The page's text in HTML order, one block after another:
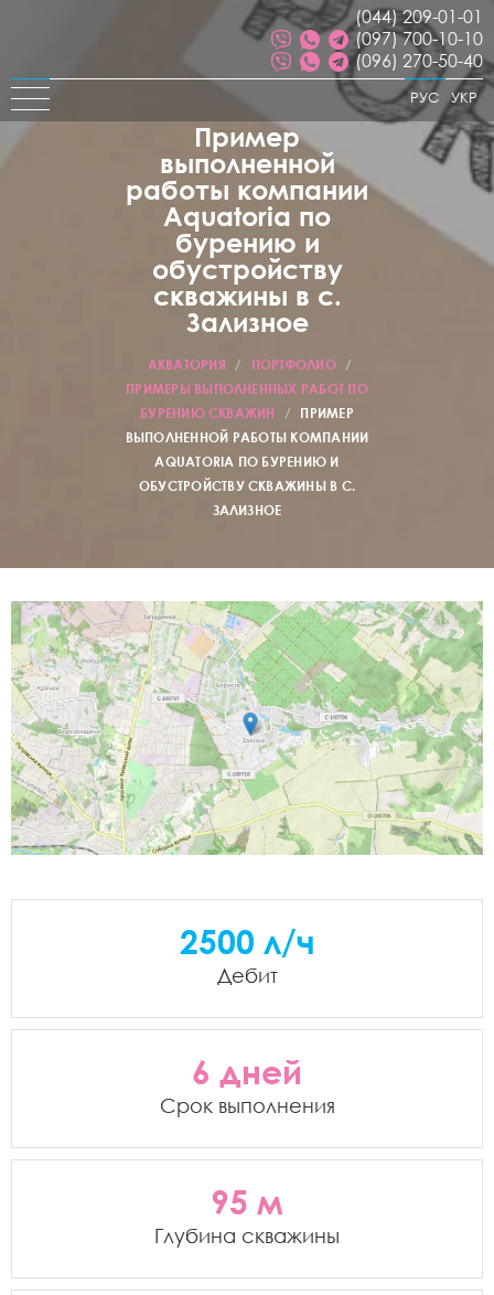
(044) 209-01-01
(097) 700-10-10
(096) 270-50-40
УКР
РУС
Пример
выполненной
работы компании
Aquatoria по
бурению и
обустройству
скважины в с.
Зализное
АКВАТОРИЯ / ПОРТФОЛИО
/
ПРИМЕРЫ ВЫПОЛНЕННЫХ РАБОТ ПО
БУРЕНИЮ СКВАЖИН
/
ПРИМЕР
ВЫПОЛНЕННОЙ РАБОТЫ КОМПАНИИ
AQUATORIA ПО БУРЕНИЮ И
ОБУСТРОЙСТВУ СКВАЖИНЫ В С.
ЗАЛИЗНОЕ
2500 л/ч
Дебит
6 дней
Срок выполнения
95 м
Глубина скважины